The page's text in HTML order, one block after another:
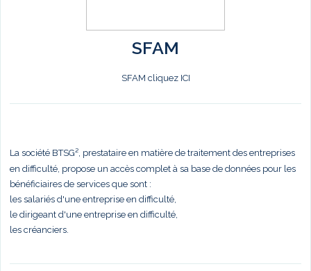
SFAM
SFAM cliquez ICI
La société BTSG², prestataire en matière de traitement des entreprises
en difficulté, propose un accès complet à sa base de données pour les
bénéficiaires de services que sont :
les salariés d'une entreprise en difficulté,
le dirigeant d'une entreprise en difficulté,
les créanciers.